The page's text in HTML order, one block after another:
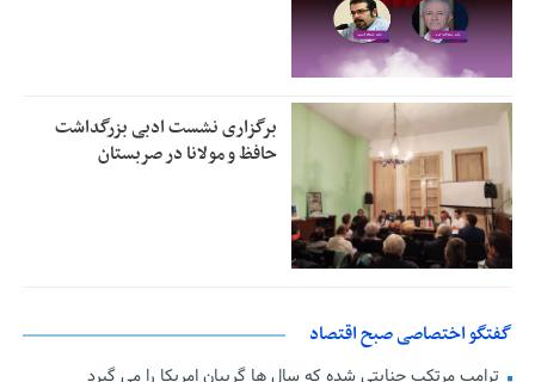
برگزاری نشست ادبی بزرگداشت
حافظ و مولانا در صربستان
گفتگو اختصاصی صبح اقتصاد